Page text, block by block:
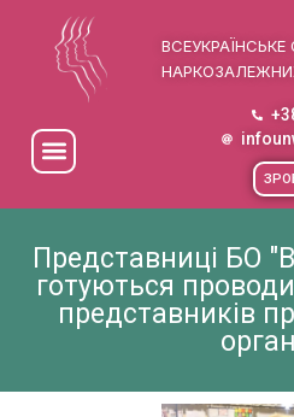
Представниці БО
готуються
представників